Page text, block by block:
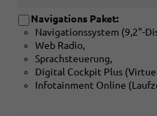
mit
Schaltwippen
für
DSG
oder
[PLE]
16
Zoll
Leichtmetallfelgen
Montado
Aero
oder
Verbindung
mit
[PLG]
2-
Speichen-
Multifunktions-
Navigations Paket:
Navigationssystem (9,2"-
Web Radio,
Sprachsteuerung,
Digital Cockpit Plus
Infotainment Online